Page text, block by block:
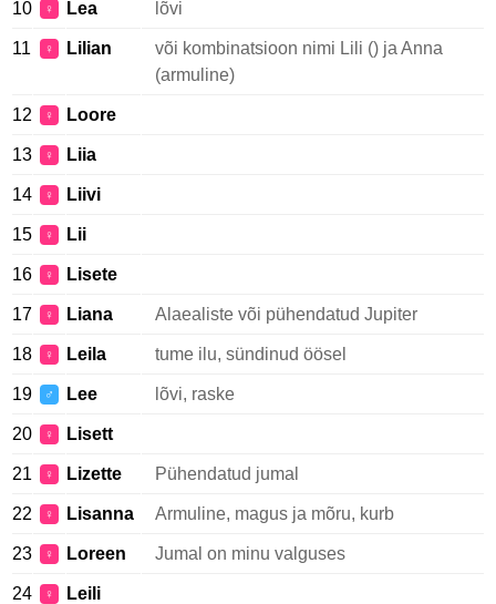
10 ♀ Lea lõvi
11 ♀ Lilian
või kombinatsioon nimi Lili () ja Anna
(armuline)
12 ♀ Loore
13 ♀ Liia
14 ♀ Liivi
15 ♀ Lii
16 ♀ Lisete
17 ♀ Liana Alaealiste või pühendatud Jupiter
18 ♀ Leila tume ilu, sündinud öösel
19 ♂ Lee lõvi, raske
20 ♀ Lisett
21 ♀ Lizette Pühendatud jumal
22 ♀ Lisanna Armuline, magus ja mõru, kurb
23 ♀ Loreen Jumal on minu valguses
24 ♀ Leili